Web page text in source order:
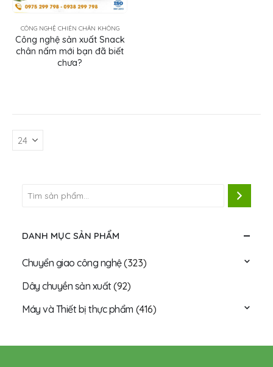
CÔNG NGHỆ CHIÊN CHÂN KHÔNG
Công nghệ sản xuất Snack
chân nấm mới bạn đã biết
chưa?
DANH MỤC SẢN PHẨM
Chuyển giao công nghệ(323)
Dây chuyền sản xuất(92)
Máy và Thiết bị thực phẩm (416)